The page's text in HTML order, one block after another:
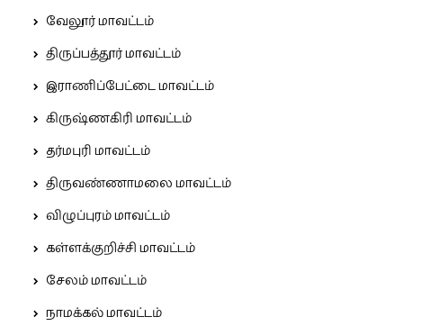
வேலூர் மாவட்டம்
திருப்பத்தூர் மாவட்டம்
இராணிப்பேட்டை மாவட்டம்
கிருஷ்ணகிரி மாவட்டம்
தர்மபுரி மாவட்டம்
திருவண்ணாமலை மாவட்டம்
விழுப்புரம் மாவட்டம்
கள்ளக்குறிச்சி மாவட்டம்
சேலம் மாவட்டம்
நாமக்கல் மாவட்டம்